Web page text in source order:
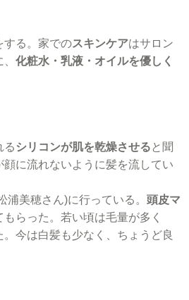
する。家でのスキンケアはサロン
化粧水・乳液・オイルを優しく
る シリコンが肌を乾燥させる と聞
に流れないように髪を流してい
浦美穂さん)に行っている。 頭皮マ
らった。若い頃は毛量が多く
今は白髪も少なく、ちょうど良